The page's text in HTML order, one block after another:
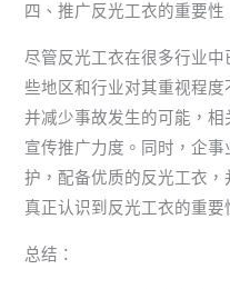
四、推广反光工衣的重要性
尽管反光工衣在很多行业
些地区和行业对其重视程
并减少事故发生的可能，
宣传推广力度。同时，企
护，配备优质的反光工衣
真正认识到反光工衣的重要
总结：